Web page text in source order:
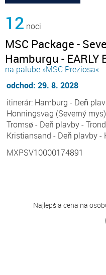
12 noci
MSC Package -
Hamburgu - EARLY
na palube »MSC Preziosa«
odchod: 29. 8. 2028
itinerár: Hamburg - Deň
Honningsvag (Severný
Tromsø - Deň plavby -
Kristiansand - Deň plavby -
MXPSV10000174891
Najlepšia cena na